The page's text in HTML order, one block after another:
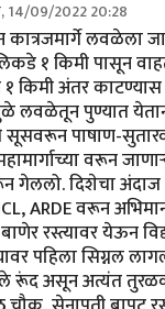
14/09/2022 20:28
विनोदी आहे की नाही
कात्रजमार्गे लवळेला
१ किमी पासून
किमी अंतर काटण्यास
लवळेतून पुण्यात
सूसवरून पाषाण-
वरून
गेललो. दिशेचा
ARDE वरून
रस्त्यावर येऊन
पहिला सिग्नल
रूंद असून अत्यंत तुरळक